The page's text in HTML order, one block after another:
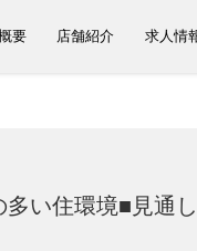
要 店舗紹介 求人情
い住環境■見通